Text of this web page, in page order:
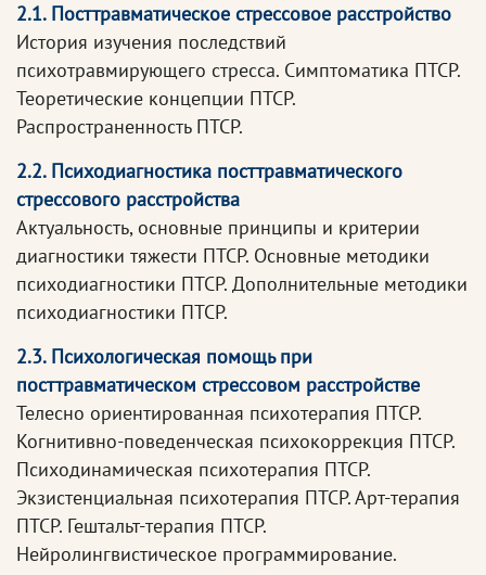
2.1. Посттравматическое стрессовое расстройство
История изучения последствий
психотравмирующего стресса. Симптоматика ПТСР.
Теоретические концепции ПТСР.
Распространенность ПТСР.
2.2. Психодиагностика посттравматического
стрессового расстройства
Актуальность, основные принципы и критерии
диагностики тяжести ПТСР. Основные методики
психодиагностики ПТСР. Дополнительные методики
психодиагностики ПТСР.
2.3. Психологическая помощь при
посттравматическом стрессовом расстройстве
Телесно ориентированная психотерапия ПТСР.
Когнитивно-поведенческая психокоррекция ПТСР.
Психодинамическая психотерапия ПТСР.
Экзистенциальная психотерапия ПТСР. Арт-терапия
ПТСР. Гештальт-терапия ПТСР.
Нейролингвистическое программирование.